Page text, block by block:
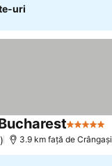
uri
5 Stele
3.9 km faţă de Crângaşi